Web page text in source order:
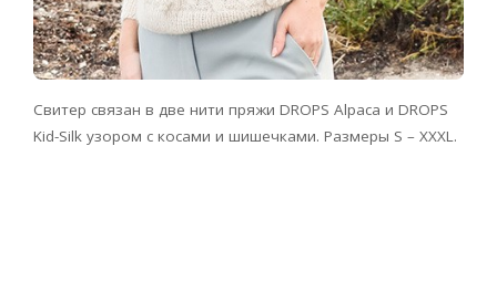
Свитер связан в две нити пряжи DROPS Alpaca и DROPS
Kid-Silk узором с косами и шишечками. Размеры S – XXXL.